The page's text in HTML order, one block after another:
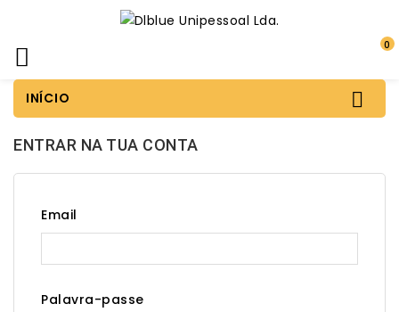
 0
INÍCIO 
ENTRAR NA TUA CONTA
Email
Palavra-passe